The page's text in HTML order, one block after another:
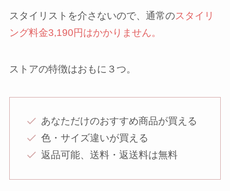
スタイリストを介さないので、通常のスタイリ
ング料金3,190円はかかりません。
ストアの特徴はおもに３つ。
あなただけのおすすめ商品が買える
色・サイズ違いが買える
返品可能、送料・返送料は無料